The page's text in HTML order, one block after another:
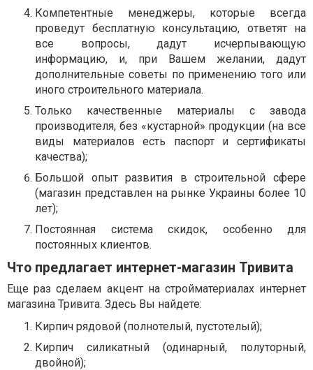
Компетентные менеджеры, которые всегда
проведут бесплатную консультацию, ответят на
все вопросы, дадут исчерпывающую
информацию, и, при Вашем желании, дадут
дополнительные советы по применению того или
иного строительного материала.
Только качественные материалы с завода
производителя, без «кустарной» продукции (на все
виды материалов есть паспорт и сертификаты
качества);
Большой опыт развития в строительной сфере
(магазин представлен на рынке Украины более 10
лет);
Постоянная система скидок, особенно для
постоянных клиентов.
Что предлагает интернет-магазин Тривита
Еще раз сделаем акцент на стройматериалах интернет
магазина Тривита. Здесь Вы найдете:
Кирпич рядовой (полнотелый, пустотелый);
Кирпич силикатный (одинарный, полуторный,
двойной);